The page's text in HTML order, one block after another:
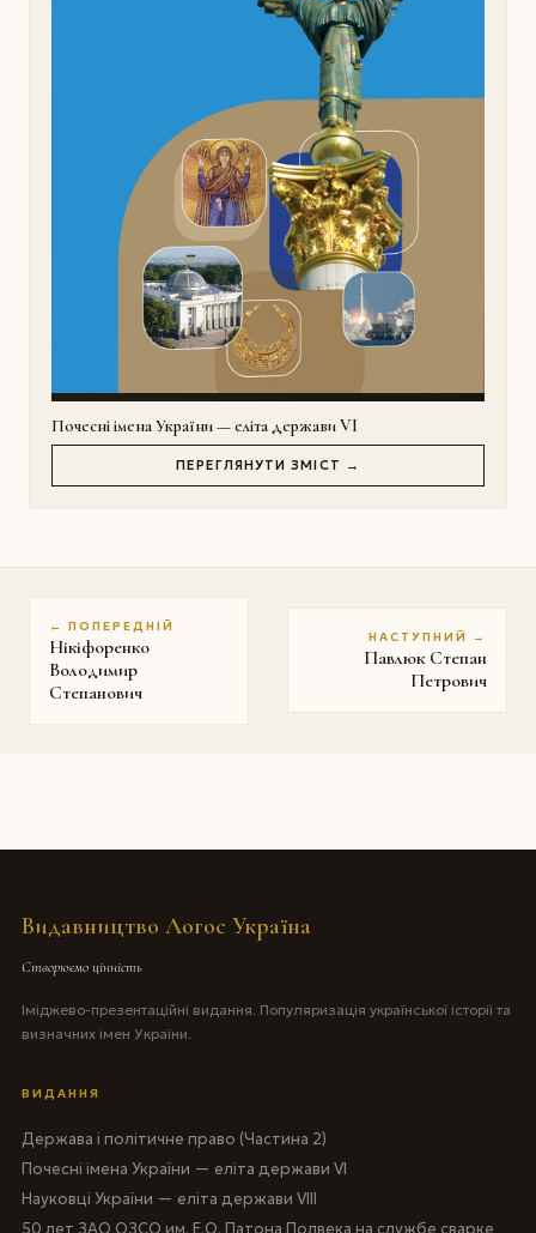
Почесні імена України — еліта держави VI
ПЕРЕГЛЯНУТИ ЗМІСТ →
← ПОПЕРЕДНІЙ
Нікіфоренко
Володимир
Степанович
НАСТУПНИЙ →
Павлюк Степан
Петрович
Видавництво Логос Україна
Створюємо цінність
Іміджево-презентаційні видання. Популяризація української історії та
визначних імен України.
ВИДАННЯ
Держава і політичне право (Частина 2)
Почесні імена України — еліта держави VI
Науковці України — еліта держави VIII
50 лет ЗАО ОЗСО им. Е.О. Патона Полвека на службе сварке